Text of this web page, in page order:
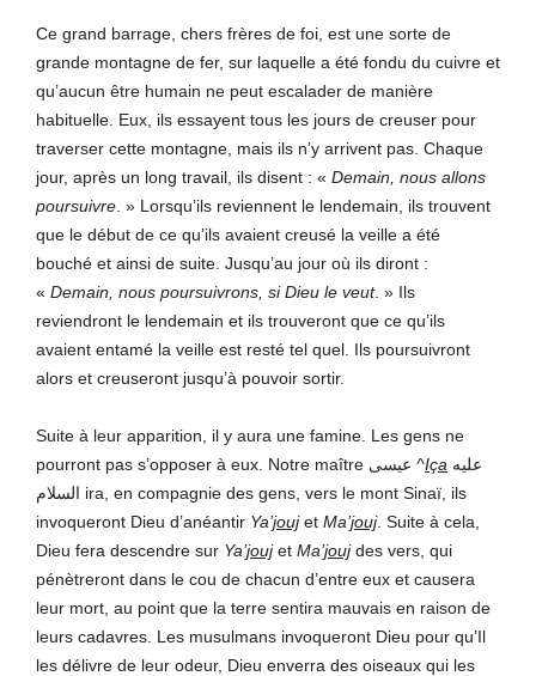
Ce grand barrage, chers frères de foi, est une sorte de
grande montagne de fer, sur laquelle a été fondu du cuivre et
qu’aucun être humain ne peut escalader de manière
habituelle. Eux, ils essayent tous les jours de creuser pour
traverser cette montagne, mais ils n’y arrivent pas. Chaque
jour, après un long travail, ils disent : « Demain, nous allons
poursuivre . » Lorsqu’ils reviennent le lendemain, ils trouvent
que le début de ce qu’ils avaient creusé la veille a été
bouché et ainsi de suite. Jusqu’au jour où ils diront :
« Demain, nous poursuivrons, si Dieu le veut. » Ils
reviendront le lendemain et ils trouveront que ce qu’ils
avaient entamé la veille est resté tel quel. Ils poursuivront
alors et creuseront jusqu’à pouvoir sortir.
Suite à leur apparition, il y aura une famine. Les gens ne
^Iça
السلام ira, en compagnie des gens, vers le mont Sinaï, ils
invoqueront Dieu d’anéantir Ya’joujet Ma’jouj. Suite à cela,
Dieu fera descendre sur Ya’joujet Ma’joujdes vers, qui
pénètreront dans le cou de chacun d’entre eux et causera
leur mort, au point que la terre sentira mauvais en raison de
leurs cadavres. Les musulmans invoqueront Dieu pour qu’Il
les délivre de leur odeur, Dieu enverra des oiseaux qui les